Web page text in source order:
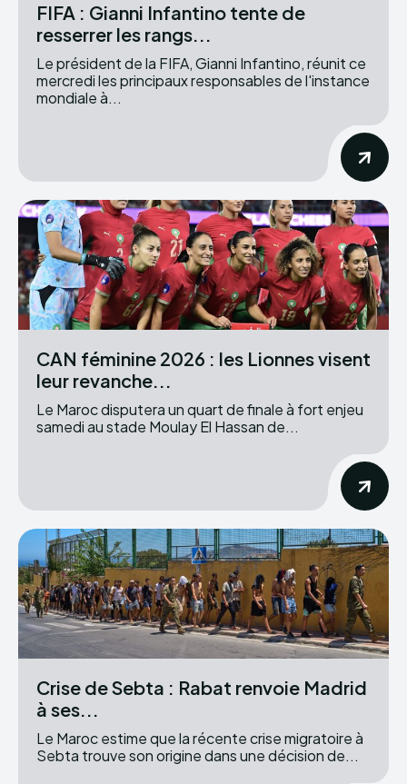
FIFA : Gianni Infantino tente de
resserrer les rangs...
Le président de la FIFA, Gianni Infantino, réunit ce
mercredi les principaux responsables de l'instance
mondiale à...
CAN féminine 2026 : les Lionnes visent
leur revanche...
Le Maroc disputera un quart de finale à fort enjeu
samedi au stade Moulay El Hassan de...
Crise de Sebta : Rabat renvoie Madrid
à ses...
Le Maroc estime que la récente crise migratoire à
Sebta trouve son origine dans une décision de...